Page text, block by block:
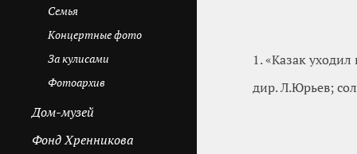
1. «Казак
дир. Л.Юрьев;
Семья
Концертные фото
За кулисами
Фотоархив
Дом-музей
Фонд Хренникова